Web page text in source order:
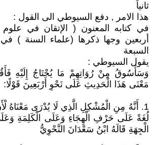
ثانياً
هذا الامر , دفع السيوطي الى القول :
في كتابه المعنون ( الإتقان في
أربعين وجها ذكرها (علماء السنة )
السبعة
يقول السيوطي :
وَسَأَسُوقُ مِنْ رُوَاتِهِمْ مَا يُحْتَاجُ إِلَيْهِ
مَعْنَى هَذَا الْحَدِيثِ عَلَى نَحْوِ أَرْبَعِينَ قَوْلًا:
1. أَنَّهُ مِنِ الْمُشْكِلِ الَّذِي لَا يُدْرَى
لُغَةً عَلَى حَرْفِ الْهِجَاءِ وَعَلَى الْكَلِمَةِ
الْجِهَةِ قَالَهُ ابْنُ سَعْدَانَ النَّحْوِيُّ